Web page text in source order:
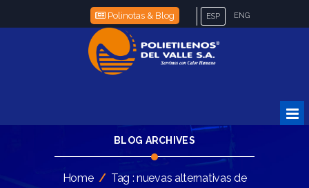
Polinotas & Blog ESP ENG
BLOG ARCHIVES
Home / Tag : nuevas alternativas de